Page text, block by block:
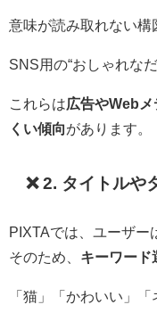
意味が読み取れない構
SNS用の“おしゃれな
これらは広告やWeb
くい傾向があります。
❌ 2. タイトルや
PIXTAでは、ユーザー
そのため、 キーワード
「猫」「かわいい」